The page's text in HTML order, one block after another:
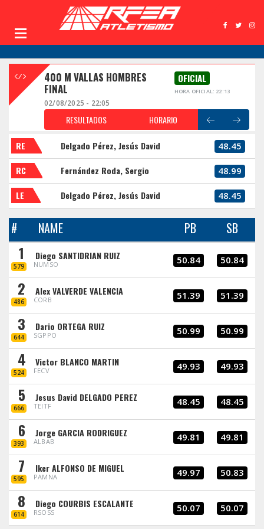
400 M VALLAS HOMBRES
FINAL
OFICIAL
HORA OFICIAL: 22:13
02/08/2025 - 22:05
RESULTADOS HORARIO
RE Delgado Pérez, Jesús David 48.45
RC Fernández Roda, Sergio 48.99
LE Delgado Pérez, Jesús David 48.45
# NAME PB SB
1
579
Diego SANTIDRIAN RUIZ
NUMSO 50.84 50.84
2
486
Alex VALVERDE VALENCIA
CORB 51.39 51.39
3
644
Dario ORTEGA RUIZ
SGPPO 50.99 50.99
4
524
Victor BLANCO MARTIN
FECV 49.93 49.93
5
666
Jesus David DELGADO PEREZ
TEITF 48.45 48.45
6
393
Jorge GARCIA RODRIGUEZ
ALBAB 49.81 49.81
7
595
Iker ALFONSO DE MIGUEL
PAMNA 49.97 50.83
8
614
Diego COURBIS ESCALANTE
RSOSS 50.07 50.07